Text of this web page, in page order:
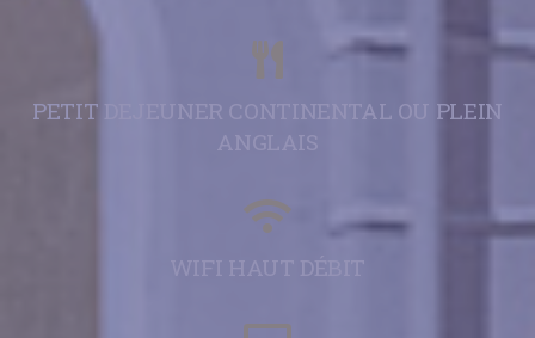
PETIT DEJEUNER CONTINENTAL OU PLEIN
ANGLAIS
WIFI HAUT DÉBIT